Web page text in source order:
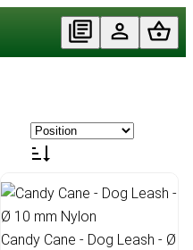
Candy Cane - Dog Leash - Ø